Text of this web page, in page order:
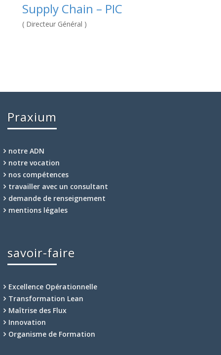
Supply Chain – PIC
( Directeur Général )
Praxium
notre ADN
notre vocation
nos compétences
travailler avec un consultant
demande de renseignement
mentions légales
savoir-faire
Excellence Opérationnelle
Transformation Lean
Maîtrise des Flux
Innovation
Organisme de Formation